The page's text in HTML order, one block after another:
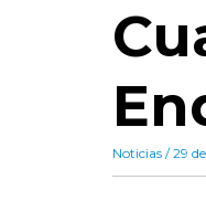
Noticias / 29